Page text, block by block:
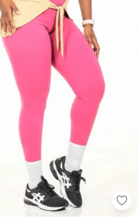
Corta Vento